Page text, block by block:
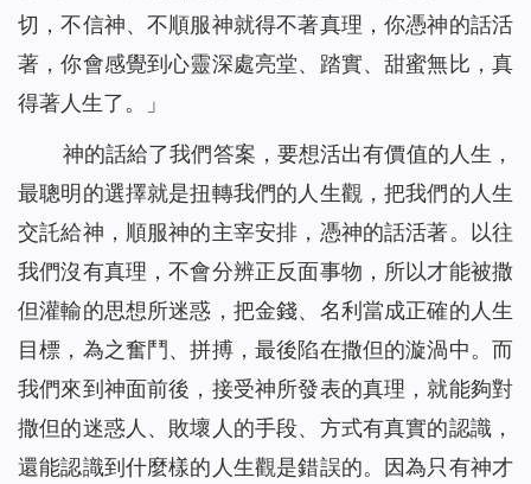
切，不信神、不順服神就得不著真理，你憑神的話活
著，你會感覺到心靈深處亮堂、踏實、甜蜜無比，真
得著人生了。
」
神的話給了我們答案，要想活出有價值的人生，
最聰明的選擇就是扭轉我們的人生觀，把我們的人生
交託給神，順服神的主宰安排，憑神的話活著。以往
我們沒有真理，不會分辨正反面事物，所以才能被撒
但灌輸的思想所迷惑，把金錢、名利當成正確的人生
目標，為之奮鬥、拼搏，最後陷在撒但的漩渦中。而
我們來到神面前後，接受神所發表的真理，就能夠對
撒但的迷惑人、敗壞人的手段、方式有真實的認識，
還能認識到什麼樣的人生觀是錯誤的。因為只有神才